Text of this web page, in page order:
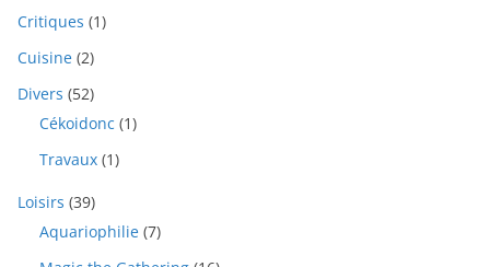
Critiques (1)
Cuisine (2)
Divers (52)
Cékoidonc (1)
Travaux (1)
Loisirs (39)
Aquariophilie (7)